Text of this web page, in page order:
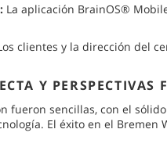
La aplicación BrainOS®
clientes y la dirección del
Y PERSPECTIVAS
fueron sencillas, con el
El éxito en el